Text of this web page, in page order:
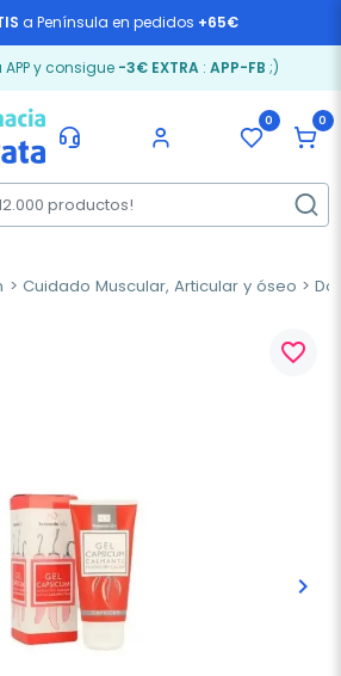
a Península en pedidos +65€
y consigue -3€ EXTRA: APP-FB ;)
0 0
Cuidado Muscular, Articular y óseo
keyboard_arrow_right
favorite_border